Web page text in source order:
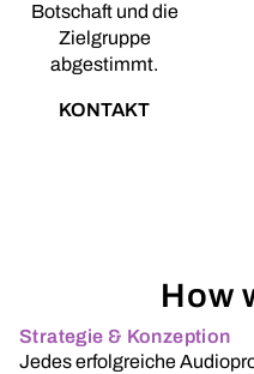
Botschaft und die
Zielgruppe
abgestimmt.
KONTAKT
How
Strategie & Konzeption
Jedes erfolgreiche